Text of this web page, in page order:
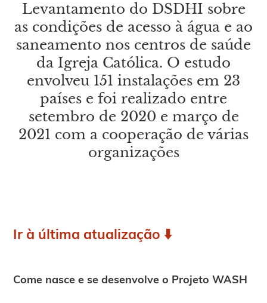
Levantamento do DSDHI sobre
as condições de acesso à água e ao
saneamento nos centros de saúde
da Igreja Católica. O estudo
envolveu 151 instalações em 23
países e foi realizado entre
setembro de 2020 e março de
2021 com a cooperação de várias
organizações
Ir à última atualização ⬇️
Come nasce e se desenvolve o Projeto WASH